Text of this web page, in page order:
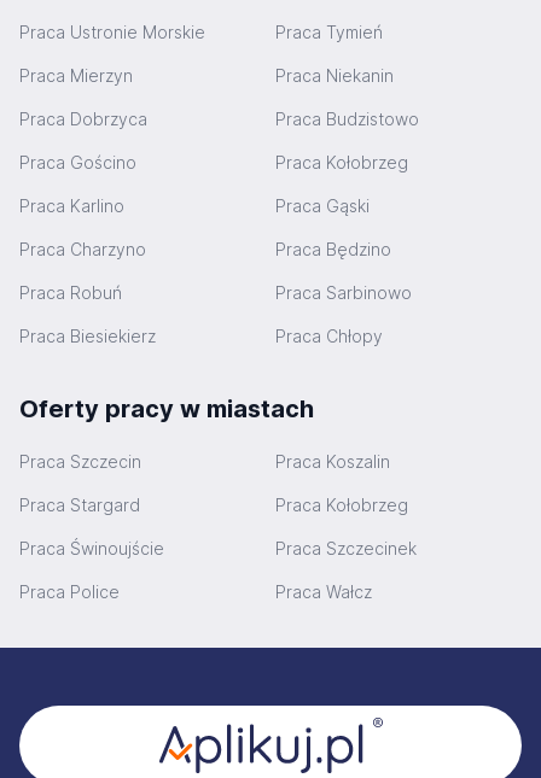
Praca Ustronie Morskie Praca Tymień
Praca Mierzyn Praca Niekanin
Praca Dobrzyca Praca Budzistowo
Praca Gościno Praca Kołobrzeg
Praca Karlino Praca Gąski
Praca Charzyno Praca Będzino
Praca Robuń Praca Sarbinowo
Praca Biesiekierz Praca Chłopy
Oferty pracy w miastach
Praca Szczecin Praca Koszalin
Praca Stargard Praca Kołobrzeg
Praca Świnoujście Praca Szczecinek
Praca Police Praca Wałcz